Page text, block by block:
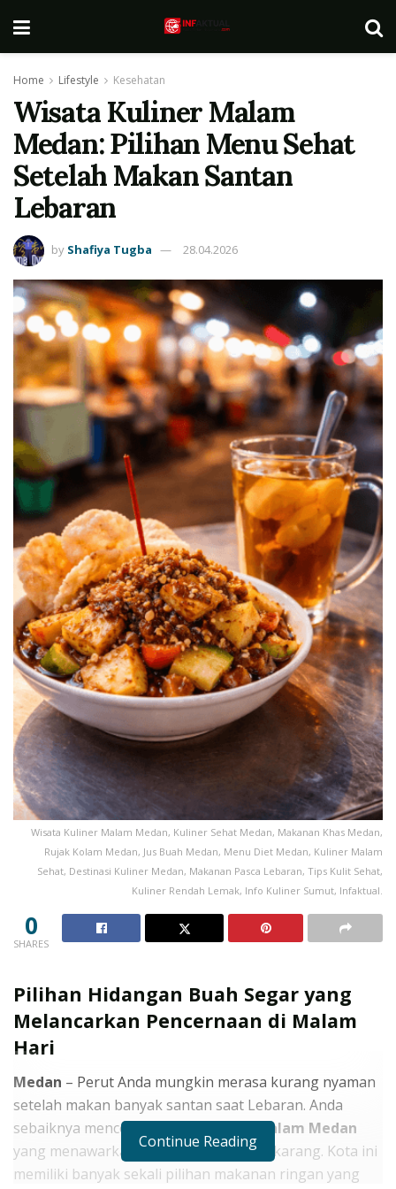
Home Lifestyle Kesehatan
Wisata Kuliner Malam
Medan: Pilihan Menu Sehat
Setelah Makan Santan
Lebaran
by Shafiya Tugba 28.04.2026
Wisata Kuliner Malam Medan, Kuliner Sehat Medan, Makanan Khas Medan,
Rujak Kolam Medan, Jus Buah Medan, Menu Diet Medan, Kuliner Malam
Sehat, Destinasi Kuliner Medan, Makanan Pasca Lebaran, Tips Kulit Sehat,
Kuliner Rendah Lemak, Info Kuliner Sumut, Infaktual.
0
SHARES
Pilihan Hidangan Buah Segar yang
Melancarkan Pencernaan di Malam
Hari
Medan – Perut Anda mungkin merasa kurang nyaman
setelah makan banyak santan saat Lebaran. Anda
sebaiknya mencoba
wisata kuliner malam Medan
yang menawarkan menu lebih sehat sekarang. Kota ini
memiliki banyak sekali pilihan makanan ringan yang
Continue Reading